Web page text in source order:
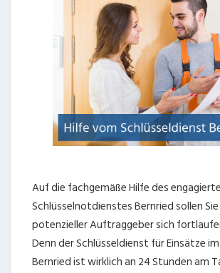
Auf die fachgemäße Hilfe des
Schlüsselnotdienstes Bernried sollen
potenzieller Auftraggeber sich
Denn der Schlüsseldienst für Einsätze
Bernried ist wirklich an 24 Stunden am